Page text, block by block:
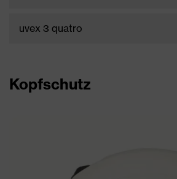
uvex 3 quatro
Kopfschutz